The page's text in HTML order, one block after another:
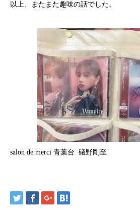
以上、またまた趣味の話でした。
salon de merci 青葉台 礒野剛至